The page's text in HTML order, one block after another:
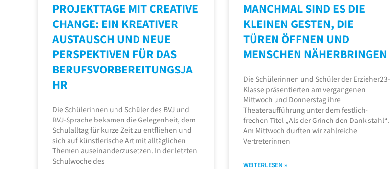
PROJEKTTAGE MIT CREATIVE
CHANGE: EIN KREATIVER
AUSTAUSCH UND NEUE
PERSPEKTIVEN FÜR DAS
BERUFSVORBEREITUNGSJA
HR
Die Schülerinnen und Schüler des BVJ und
BVJ-Sprache bekamen die Gelegenheit, dem
Schulalltag für kurze Zeit zu entfliehen und
sich auf künstlerische Art mit alltäglichen
Themen auseinanderzusetzen. In der letzten
Schulwoche des
MANCHMAL SIND ES DIE
KLEINEN GESTEN, DIE
TÜREN ÖFFNEN UND
MENSCHEN NÄHERBRINGEN
Die Schülerinnen und Schüler der Erzieher23-
Klasse präsentierten am vergangenen
Mittwoch und Donnerstag ihre
Theateraufführung unter dem festlich-
frechen Titel „Als der Grinch den Dank stahl“.
Am Mittwoch durften wir zahlreiche
Vertreterinnen
WEITERLESEN »